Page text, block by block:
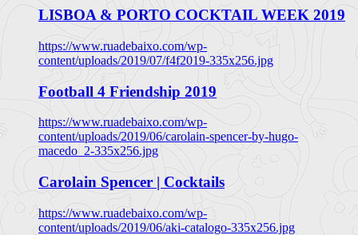
LISBOA & PORTO COCKTAIL WEEK 2019
https://www.ruadebaixo.com/wp-
content/uploads/2019/07/f4f2019-335x256.jpg
Football 4 Friendship 2019
https://www.ruadebaixo.com/wp-
content/uploads/2019/06/carolain-spencer-by-hugo-
macedo_2-335x256.jpg
Carolain Spencer | Cocktails
https://www.ruadebaixo.com/wp-
content/uploads/2019/06/aki-catalogo-335x256.jpg